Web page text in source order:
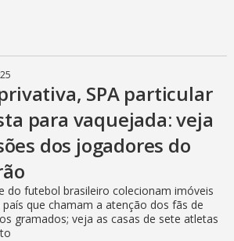
SPA particular
para vaquejada: veja
dos jogadores do
do futebol brasileiro colecionam imóveis
que chamam a atenção dos fãs de
gramados; veja as casas de sete atletas